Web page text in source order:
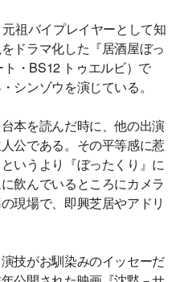
祖バイプレイヤーとして知
ドラマ化した『居酒屋ぼっ
・BS12 トゥエルビ）で
シンゾウを演じている。
本を読んだ時に、他の出演
公である。その平等感に惹
いうより『ぼったくり』に
飲んでいるところにカメラ
現場で、即興芝居やアドリ
技がお馴染みのイッセーだ